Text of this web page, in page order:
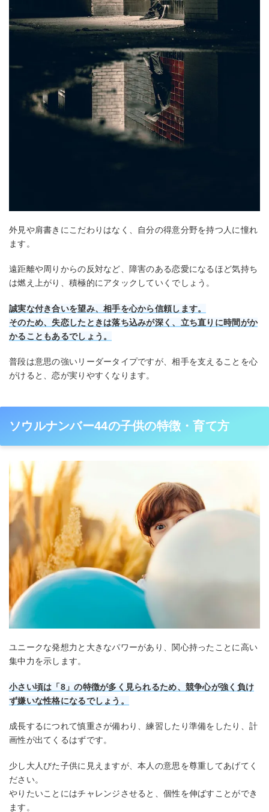
外見や肩書きにこだわりはなく、自分の得意分野を持つ人に憧れ
ます。
遠距離や周りからの反対など、障害のある恋愛になるほど気持ち
は燃え上がり、積極的にアタックしていくでしょう。
誠実な付き合いを望み、相手を心から信頼します。
そのため、失恋したときは落ち込みが深く、立ち直りに時間がか
かることもあるでしょう。
普段は意思の強いリーダータイプですが、相手を支えることを心
がけると、恋が実りやすくなります。
ソウルナンバー44の子供の特徴・育て方
ユニークな発想力と大きなパワーがあり、関心持ったことに高い
集中力を示します。
小さい頃は「8」の特徴が多く見られるため、競争心が強く負け
ず嫌いな性格になるでしょう。
成長するにつれて慎重さが備わり、練習したり準備をしたり、計
画性が出てくるはずです。
少し大人びた子供に見えますが、本人の意思を尊重してあげてく
ださい。
やりたいことにはチャレンジさせると、個性を伸ばすことができ
ます。